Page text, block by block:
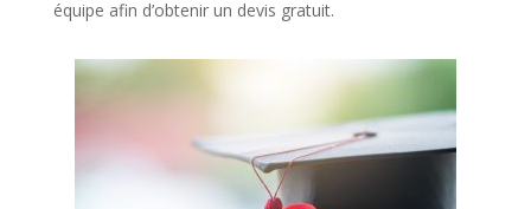
équipe afin d’obtenir un devis gratuit.